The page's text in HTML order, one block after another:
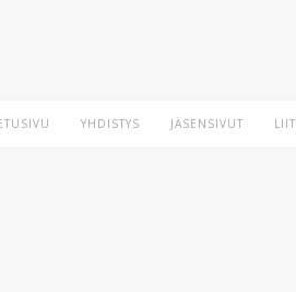
YHDISTYS JÄSENSIVUT